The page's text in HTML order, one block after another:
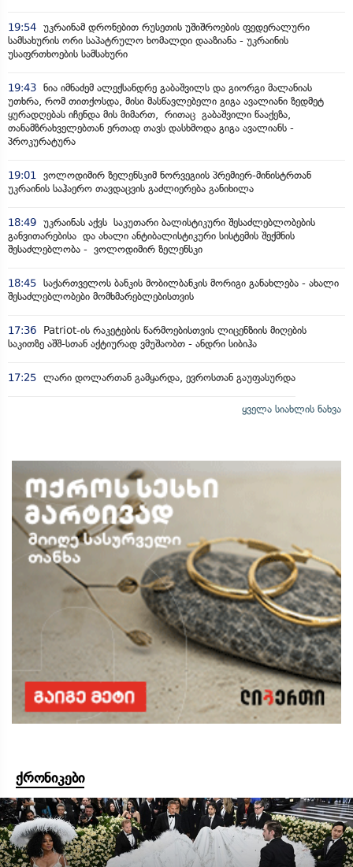
19:54 უკრაინამ დრონებით რუსეთის უშიშროების ფედერალური
სამსახურის ორი საპატრულო ხომალდი დააზიანა - უკრაინის
უსაფრთხოების სამსახური
19:43 ნია იმნაძემ ალექსანდრე გაბაშვილს და გიორგი მალანიას
უთხრა, რომ თითქოსდა, მისი მასწავლებელი გიგა ავალიანი ზედმეტ
ყურადღებას იჩენდა მის მიმართ, რითაც გაბაშვილი წააქეზა,
თანამზრახველებთან ერთად თავს დასხმოდა გიგა ავალიანს -
პროკურატურა
19:01
ვოლოდიმირ ზელენსკიმ ნორვეგიის პრემიერ-მინისტრთან
უკრაინის საჰაერო თავდაცვის გაძლიერება განიხილა
18:49 უკრაინას აქვს საკუთარი ბალისტიკური შესაძლებლობების
განვითარებისა და ახალი ანტიბალისტიკური სისტემის შექმნის
შესაძლებლობა - ვოლოდიმირ ზელენსკი
18:45 საქართველოს ბანკის მობილბანკის მორიგი განახლება - ახალი
შესაძლებლობები მომხმარებლებისთვის
17:36
Patriot-ის რაკეტების წარმოებისთვის ლიცენზიის მიღების
საკითზე აშშ-სთან აქტიურად ვმუშაობთ - ანდრი სიბიჰა
17:25 ლარი დოლართან გამყარდა, ევროსთან გაუფასურდა
ყველა სიახლის ნახვა
ქრონიკები